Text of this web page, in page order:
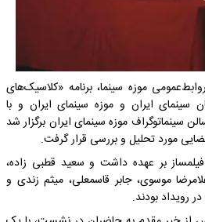
موزه سینما، برنامه «کلاسیک‌های
سینمای ایران و موزه سینمای ایران و با
سینماتوگراف موزه سینمای ایران برگزار شد
مورد تحلیل و بررسی قرار گرفت.
بر عهده داشت و سعید قطبی زاده،
موسوی، جابر قاسمعلی، میثم زندی و
رویداد بودند.